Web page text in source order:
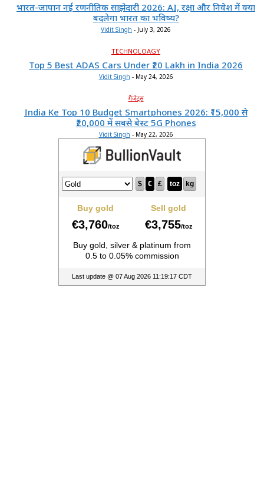
भारत-जापान नई रणनीतिक साझेदारी 2026: AI, रक्षा और निवेश में क्या
बदलेगा भारत का भविष्य?
Vidit Singh - July 3, 2026
TECHNOLOAGY
Top 5 Best ADAS Cars Under ₹20 Lakh in India 2026
Vidit Singh - May 24, 2026
गैजेट्स
India Ke Top 10 Budget Smartphones 2026: ₹15,000 से
₹20,000 में सबसे बेस्ट 5G Phones
Vidit Singh - May 22, 2026